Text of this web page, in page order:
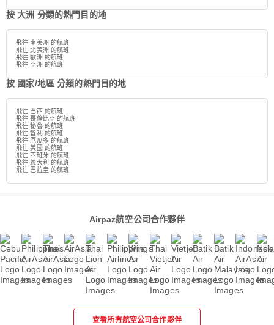
按 大洲 分類的熱門目的地
飛往 南美洲 的航班
飛往 北美洲 的航班
飛往 歐洲 的航班
飛往 亞洲 的航班
按 國家/地區 分類的熱門目的地
飛往 巴西 的航班
飛往 哥倫比亞 的航班
飛往 秘魯 的航班
飛往 智利 的航班
飛往 厄瓜多 的航班
飛往 美國 的航班
飛往 西班牙 的航班
飛往 義大利 的航班
飛往 巴拉圭 的航班
Airpaz航空公司合作夥伴
查看所有航空公司合作夥伴